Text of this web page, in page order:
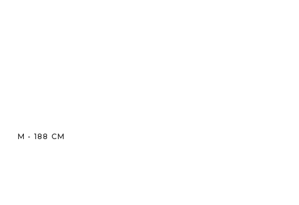
M - 188 CM